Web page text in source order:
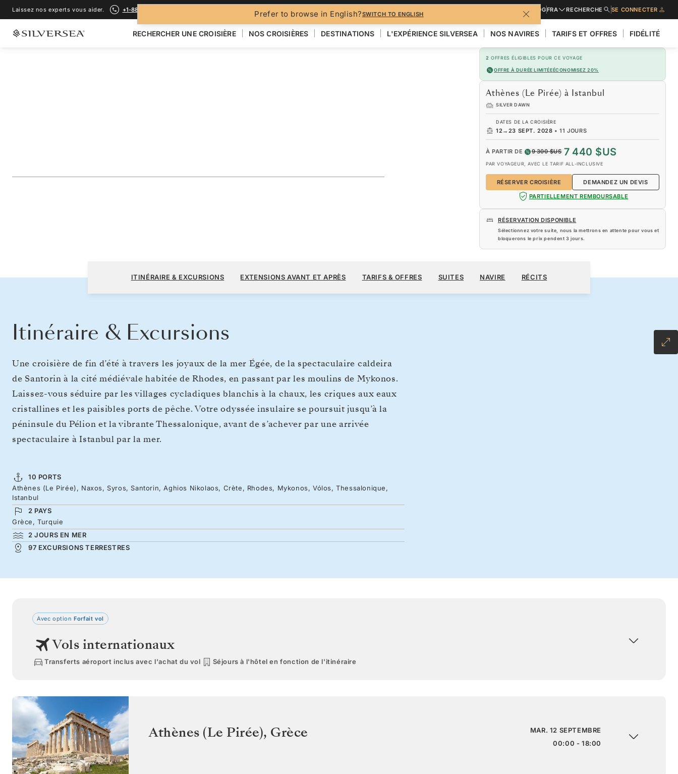
Prefer to browse in English?SWITCH TO ENGLISH
Laissez nos experts vous aider. +1-888-978-4070 BLOGFRA RECHERCHE SE CONNECTER
RECHERCHER UNE CROISIÈRE NOS CROISIÈRES DESTINATIONS L'EXPÉRIENCE SILVERSEA NOS NAVIRES TARIFS ET OFFRES FIDÉLITÉ
2 OFFRES ÉLIGIBLES POUR CE VOYAGE
OFFRE À DURÉE LIMITÉEÉCONOMISEZ 20%
Athènes (Le Pirée) à Istanbul
SILVER DAWN
DATES DE LA CROISIÈRE
12 → 23 SEPT. 2028 •11 JOURS
À PARTIR DE 9 300 $US 7 440 $US
PAR VOYAGEUR, AVEC LE TARIF ALL-INCLUSIVE
RÉSERVER CROISIÈRE
DEMANDEZ UN DEVIS
PARTIELLEMENT REMBOURSABLE
RÉSERVATION DISPONIBLE
Sélectionnez votre suite, nous la mettrons en attente pour vous et
bloquerons le prix pendent3 jours.
Athènes (Le Pirée) à Istanbul
11 JOURS
PAR VOYAGEUR, AVEC LE TARIF ALL-INCLUSIVE
RÉSERVER CROISIÈRE
ITINÉRAIRE & EXCURSIONS EXTENSIONS AVANT ET APRÈS TARIFS & OFFRES SUITES NAVIRE RÉCITS
Itinéraire & Excursions
Une croisière de fin d’été à travers les joyaux de la mer Égée, de la spectaculaire caldeira
de Santorin à la cité médiévale habitée de Rhodes, en passant par les moulins de Mykonos.
Laissez-vous séduire par les villages cycladiques blanchis à la chaux, les criques aux eaux
cristallines et les paisibles ports de pêche. Votre odyssée insulaire se poursuit jusqu’à la
péninsule du Pélion et la vibrante Thessalonique, avant de s’achever par une arrivée
spectaculaire à Istanbul par la mer.
10 PORTS
Athènes (Le Pirée), Naxos, Syros, Santorin, Aghios Nikolaos, Crète, Rhodes, Mykonos, Vólos, Thessalonique,
Istanbul
2 PAYS
Grèce, Turquie
2 JOURS EN MER
97 EXCURSIONS TERRESTRES
Avec option Forfait vol
Vols internationaux
Transferts aéroport inclus avec l'achat du vol Séjours à l'hôtel en fonction de l'itinéraire
Athènes (Le Pirée), Grèce
MAR. 12 SEPTEMBRE
00:00 - 18:00